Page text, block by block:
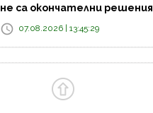
не са окончателни решения
07.08.2026 | 13:45:29